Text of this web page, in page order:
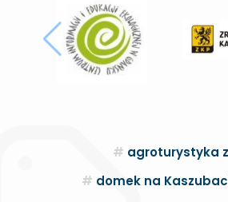
agroturystyka
domek na